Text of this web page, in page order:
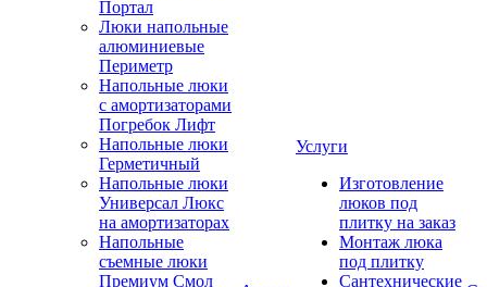
Портал
Люки напольные
алюминиевые
Периметр
Напольные люки
с амортизаторами
Погребок Лифт
Напольные люки
Герметичный
Напольные люки
Универсал Люкс
на амортизаторах
Напольные
съемные люки
Премиум Смол
Услуги
Изготовление
люков под
плитку на заказ
Монтаж люка
под плитку
Сантехнические